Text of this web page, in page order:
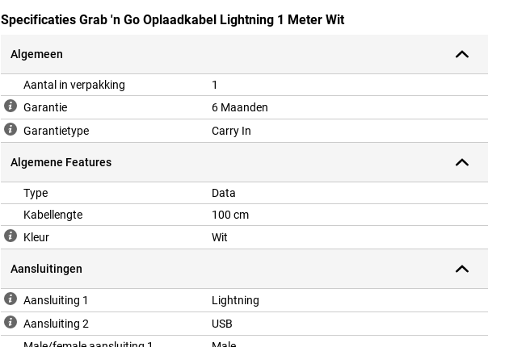
Specificaties Grab 'n Go Oplaadkabel Lightning 1 Meter Wit
Algemeen
Aantal in verpakking
1
Garantie
6 Maanden
Garantietype
Carry In
Algemene Features
Type
Data
Kabellengte
100 cm
Kleur
Wit
Aansluitingen
Aansluiting 1
Lightning
Aansluiting 2
USB